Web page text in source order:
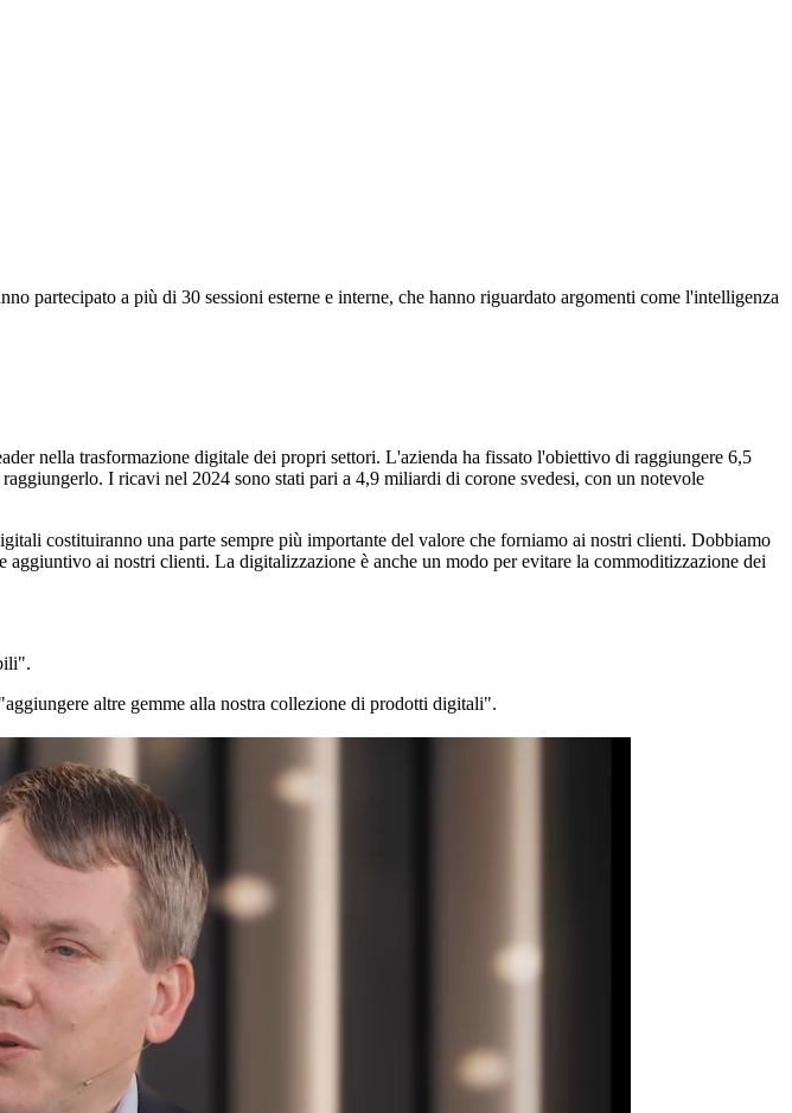
a più di 30 sessioni esterne e interne, che hanno riguardato argomenti come l'intelligenza
nella trasformazione digitale dei propri settori. L'azienda ha fissato l'obiettivo di raggiungere 6,5
I ricavi nel 2024 sono stati pari a 4,9 miliardi di corone svedesi, con un notevole
costituiranno una parte sempre più importante del valore che forniamo ai nostri clienti. Dobbiamo
ai nostri clienti. La digitalizzazione è anche un modo per evitare la commoditizzazione dei
altre gemme alla nostra collezione di prodotti digitali".